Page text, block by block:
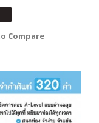
Compare